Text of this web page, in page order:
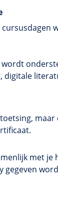
wordt
digitale
met je
gegeven